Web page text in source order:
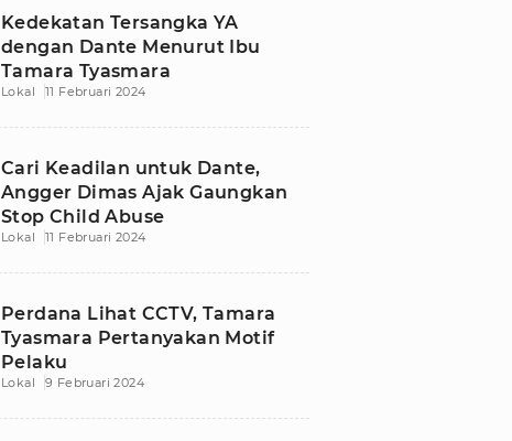
Kedekatan Tersangka YA
dengan Dante Menurut Ibu
Tamara Tyasmara
Lokal 11 Februari 2024
Cari Keadilan untuk Dante,
Angger Dimas Ajak Gaungkan
Stop Child Abuse
Lokal 11 Februari 2024
Perdana Lihat CCTV, Tamara
Tyasmara Pertanyakan Motif
Pelaku
Lokal 9 Februari 2024